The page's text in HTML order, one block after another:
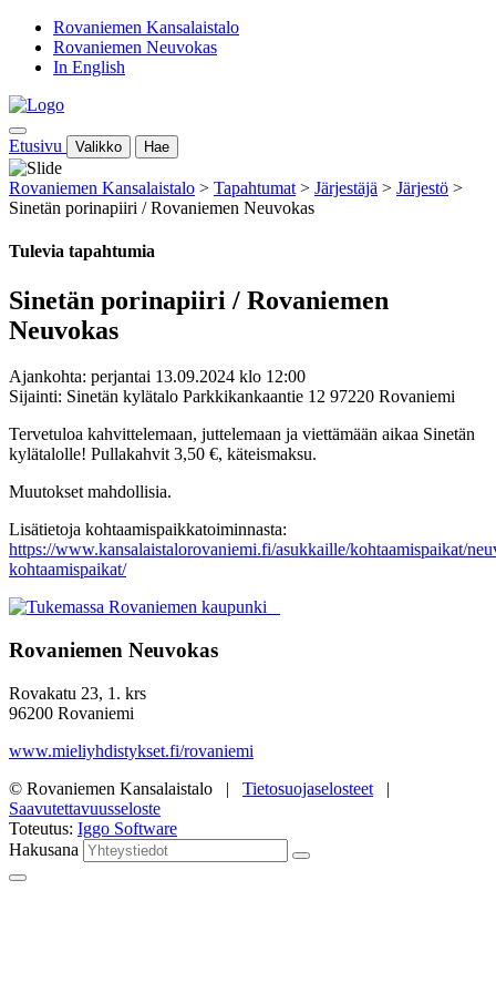
Rovaniemen Kansalaistalo
Rovaniemen Neuvokas
In English
Etusivu Valikko Hae
Rovaniemen Kansalaistalo > Tapahtumat > Järjestäjä > Järjestö >
Sinetän porinapiiri / Rovaniemen Neuvokas
Tulevia tapahtumia
Sinetän porinapiiri / Rovaniemen
Neuvokas
Ajankohta: perjantai 13.09.2024 klo 12:00
Sijainti: Sinetän kylätalo Parkkikankaantie 12 97220 Rovaniemi
Tervetuloa kahvittelemaan, juttelemaan ja viettämään aikaa Sinetän
kylätalolle! Pullakahvit 3,50 €, käteismaksu.
Muutokset mahdollisia.
Lisätietoja kohtaamispaikkatoiminnasta:
https://www.kansalaistalorovaniemi.fi/asukkaille/kohtaamispaikat/
kohtaamispaikat/
Rovaniemen Neuvokas
Rovakatu 23, 1. krs
96200 Rovaniemi
www.mieliyhdistykset.fi/rovaniemi
© Rovaniemen Kansalaistalo | Tietosuojaselosteet |
Saavutettavuusseloste
Toteutus: Iggo Software
Hakusana